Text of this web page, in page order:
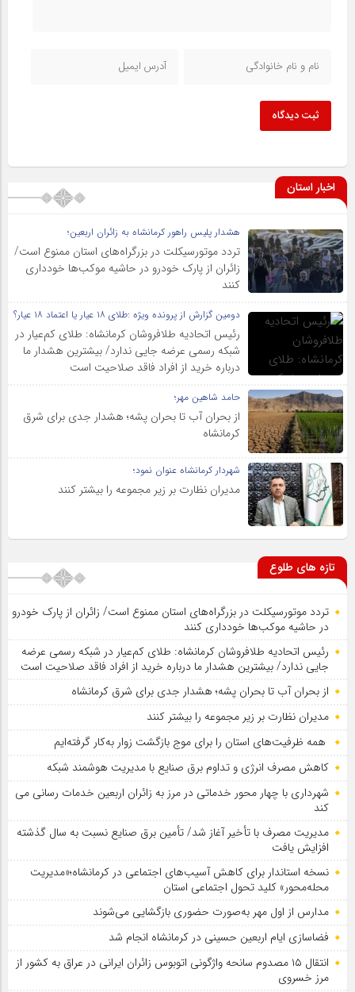
ثبت دیدگاه
اخبار استان
هشدار پلیس راهور کرمانشاه به زائران اربعین؛
تردد موتورسیکلت در بزرگراه‌های استان ممنوع است/
زائران از پارک خودرو در حاشیه موکب‌ها خودداری
کنند
دومین گزارش از پرونده ویژه :طلای ۱۸ عیار یا اعتماد ۱۸ عیار؟
رئیس اتحادیه طلافروشان کرمانشاه: طلای کم‌عیار در
شبکه رسمی عرضه جایی ندارد/ بیشترین هشدار ما
درباره خرید از افراد فاقد صلاحیت است
حامد شاهین مهر؛
از بحران آب تا بحران پشه؛ هشدار جدی برای شرق
کرمانشاه
شهردار کرمانشاه عنوان نمود؛
مدیران نظارت بر زیر مجموعه را بیشتر کنند
تازه های طلوع
تردد موتورسیکلت در بزرگراه‌های استان ممنوع است/ زائران از پارک خودرو
در حاشیه موکب‌ها خودداری کنند
رئیس اتحادیه طلافروشان کرمانشاه: طلای کم‌عیار در شبکه رسمی عرضه
جایی ندارد/ بیشترین هشدار ما درباره خرید از افراد فاقد صلاحیت است
از بحران آب تا بحران پشه؛ هشدار جدی برای شرق کرمانشاه
مدیران نظارت بر زیر مجموعه را بیشتر کنند
همه ظرفیت‌های استان را برای موج بازگشت زوار به‌کار گرفته‌ایم
کاهش مصرف انرژی و تداوم برق صنایع با مدیریت هوشمند شبکه
شهرداری با چهار محور خدماتی در مرز به زائران اربعین خدمات رسانی می
کند
مدیریت مصرف با تأخیر آغاز شد/ تأمین برق صنایع نسبت به سال گذشته
افزایش یافت
نسخه استاندار برای کاهش آسیب‌های اجتماعی در کرمانشاه؛«مدیریت
محله‌محور» کلید تحول اجتماعی استان
مدارس از اول مهر به‌صورت حضوری بازگشایی می‌شوند
فضاسازی ایام اربعین حسینی در کرمانشاه انجام شد
انتقال ۱۵ مصدوم سانحه واژگونی اتوبوس زائران ایرانی در عراق به کشور از
مرز خسروی